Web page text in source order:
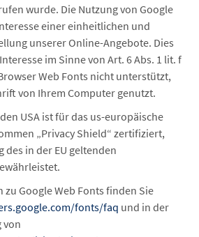
wurde. Die Nutzung von Google
einer einheitlichen und
unserer Online-Angebote. Dies
im Sinne von Art. 6 Abs. 1 lit. f
Web Fonts nicht unterstützt,
von Ihrem Computer genutzt.
USA ist für das us-europäische
„Privacy Shield“ zertifiziert,
des in der EU geltenden
Google Web Fonts finden Sie
fonts/faq und in der
von